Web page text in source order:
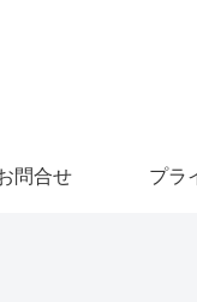
問合せ プラ